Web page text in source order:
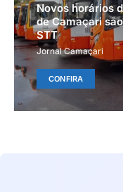
Novos horários
de Camaçari
STT
Jornal Camaçari
CONFIRA